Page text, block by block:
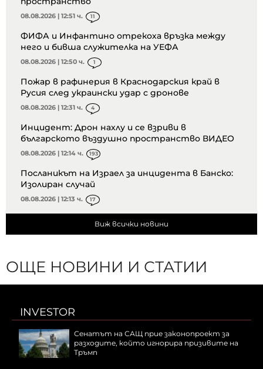
08.08.2026 | 12:51 ч. 11
ФИФА и Инфантино отрекоха връзка между
него и бивша служителка на УЕФА
08.08.2026 | 12:50 ч. 1
Пожар в рафинерия в Краснодарския край в
Русия след украински удар с дронове
08.08.2026 | 12:31 ч. 4
Инцидент: Дрон нахлу и се взриви в
българското въздушно пространство ВИДЕО
08.08.2026 | 12:14 ч. 193
Посланикът на Израел за инцидента в Банско:
Изолиран случай
08.08.2026 | 12:13 ч. 17
Виж всички новини
ОЩЕ НОВИНИ И СТАТИИ
INVESTOR
Сенатът на САЩ прие законопроект за
разходите, който игнорира призивите на
Тръмп